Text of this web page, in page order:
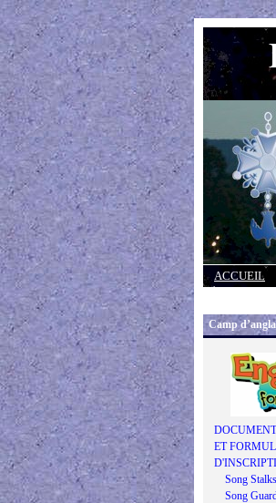
ACCUEIL
Réponses
Camp
ET
Song
Song